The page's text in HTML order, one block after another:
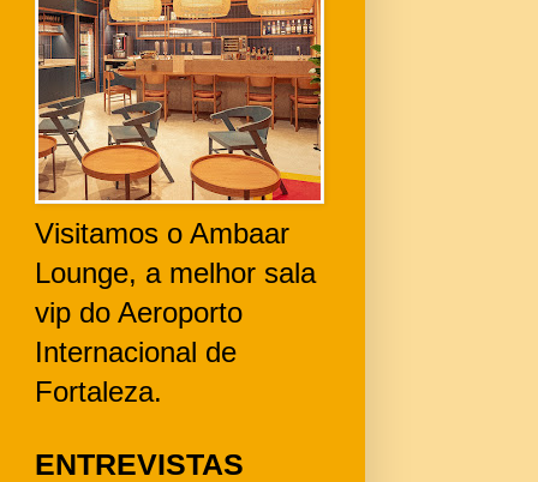
Visitamos o Ambaar
Lounge, a melhor sala
vip do Aeroporto
Internacional de
Fortaleza.
ENTREVISTAS